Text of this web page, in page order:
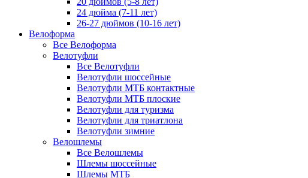
24 дюйма (7-11 лет)
26-27 дюймов (10-16 лет)
Велоформа
Все Велоформа
Велотуфли
Все Велотуфли
Велотуфли шоссейные
Велотуфли МТБ контактные
Велотуфли МТБ плоские
Велотуфли для туризма
Велотуфли для триатлона
Велотуфли зимние
Велошлемы
Все Велошлемы
Шлемы шоссейные
Шлемы МТБ